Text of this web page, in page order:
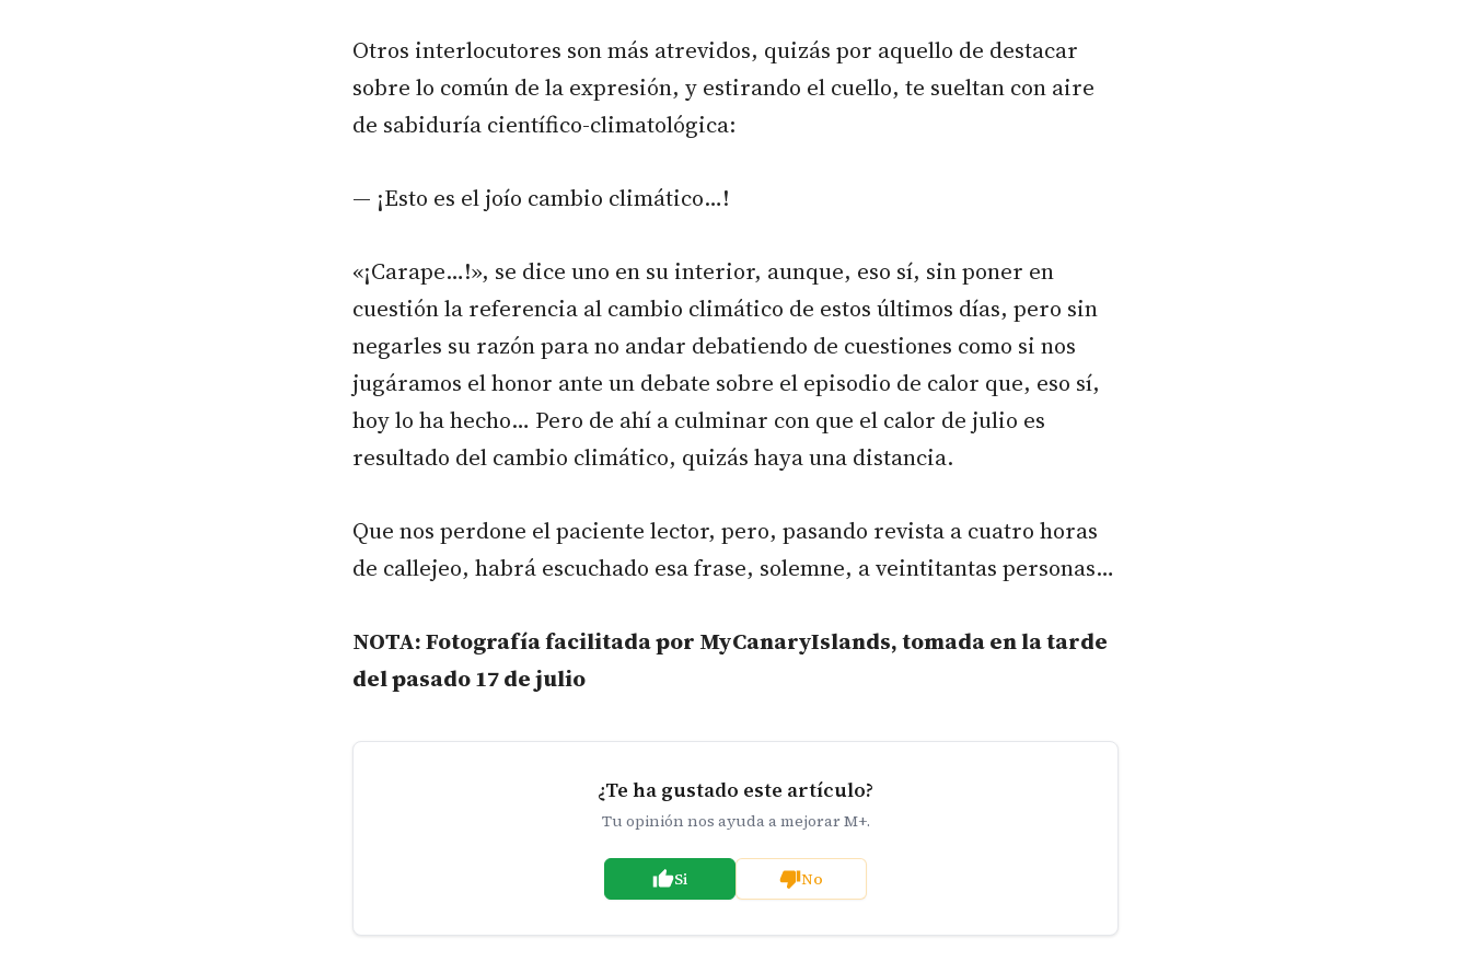
Otros interlocutores son más atrevidos, quizás por aquello de destacar
sobre lo común de la expresión, y estirando el cuello, te sueltan con aire
de sabiduría científico-climatológica:
— ¡Esto es el joío cambio climático…!
«¡Carape…!», se dice uno en su interior, aunque, eso sí, sin poner en
cuestión la referencia al cambio climático de estos últimos días, pero sin
negarles su razón para no andar debatiendo de cuestiones como si nos
jugáramos el honor ante un debate sobre el episodio de calor que, eso sí,
hoy lo ha hecho… Pero de ahí a culminar con que el calor de julio es
resultado del cambio climático, quizás haya una distancia.
Que nos perdone el paciente lector, pero, pasando revista a cuatro horas
de callejeo, habrá escuchado esa frase, solemne, a veintitantas personas…
NOTA: Fotografía facilitada por MyCanaryIslands, tomada en la tarde
del pasado 17 de julio
¿Te ha gustado este artículo?
Tu opinión nos ayuda a mejorar M+.
Si No